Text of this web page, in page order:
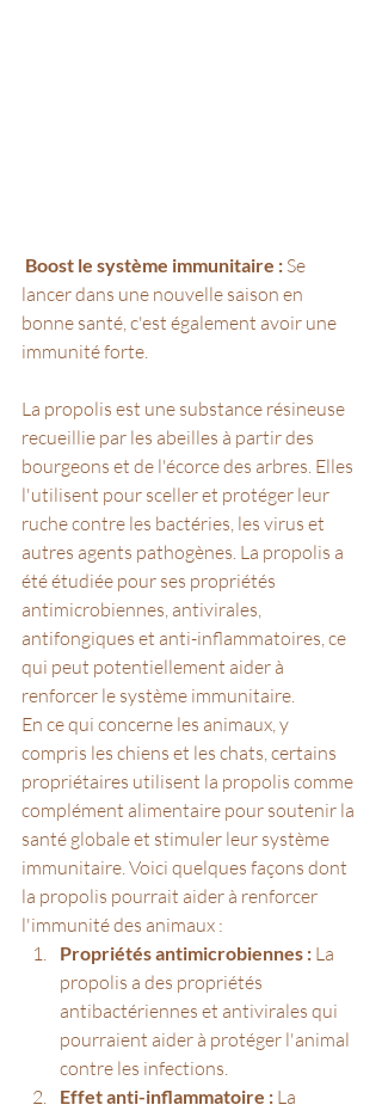
Boost le système immunitaire : Se
lancer dans une nouvelle saison en
bonne santé, c'est également avoir une
immunité forte.
La propolis est une substance résineuse
recueillie par les abeilles à partir des
bourgeons et de l'écorce des arbres. Elles
l'utilisent pour sceller et protéger leur
ruche contre les bactéries, les virus et
autres agents pathogènes. La propolis a
été étudiée pour ses propriétés
antimicrobiennes, antivirales,
antifongiques et anti-inflammatoires, ce
qui peut potentiellement aider à
renforcer le système immunitaire.
En ce qui concerne les animaux, y
compris les chiens et les chats, certains
propriétaires utilisent la propolis comme
complément alimentaire pour soutenir la
santé globale et stimuler leur système
immunitaire. Voici quelques façons dont
la propolis pourrait aider à renforcer
l'immunité des animaux :
Propriétés antimicrobiennes : La
propolis a des propriétés
antibactériennes et antivirales qui
pourraient aider à protéger l'animal
contre les infections.
Effet anti-inflammatoire : La